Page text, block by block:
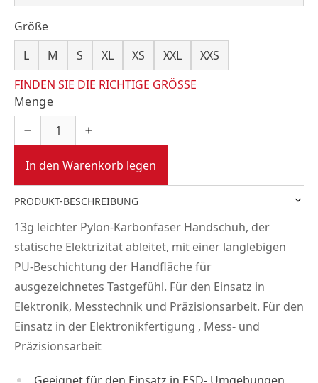
Größe
L
M S XL XS XXL
XXS
FINDEN SIE DIE RICHTIGE GRÖSSE
Menge
In den Warenkorb legen
PRODUKT-BESCHREIBUNG
13g leichter Pylon-Karbonfaser Handschuh, der
statische Elektrizität ableitet, mit einer langlebigen
PU-Beschichtung der Handfläche für
ausgezeichnetes Tastgefühl. Für den Einsatz in
Elektronik, Messtechnik und Präzisionsarbeit. Für den
Einsatz in der Elektronikfertigung , Mess- und
Präzisionsarbeit